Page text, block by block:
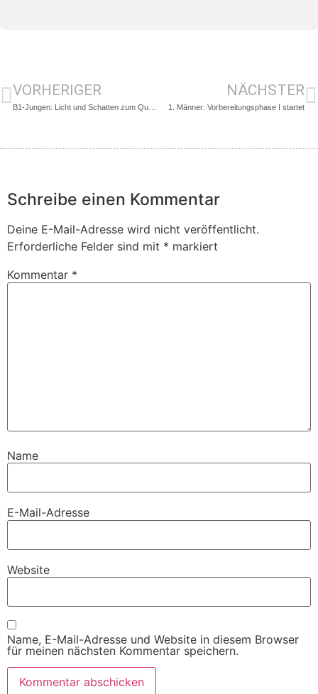
VORHERIGER NÄCHSTER
1. Männer: Vorbereitungsphase I startet
Schreibe einen Kommentar
Deine E-Mail-Adresse wird nicht veröffentlicht.
Erforderliche Felder sind mit * markiert
Kommentar *
Name
E-Mail-Adresse
Website
Name, E-Mail-Adresse und Website in diesem Browser
für meinen nächsten Kommentar speichern.